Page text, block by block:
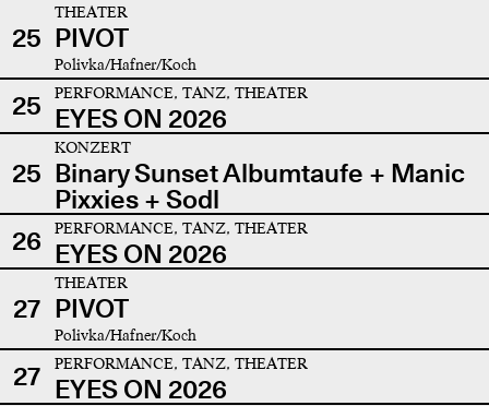
25
THEATER
PIVOT
Polivka/Hafner/Koch
25 PERFORMANCE, TANZ, THEATER
EYES ON 2026
25
KONZERT
Binary Sunset Albumtaufe + Manic
Pixxies + Sodl
26
PERFORMANCE, TANZ, THEATER
EYES ON 2026
27
THEATER
PIVOT
Polivka/Hafner/Koch
27 PERFORMANCE, TANZ, THEATER
EYES ON 2026